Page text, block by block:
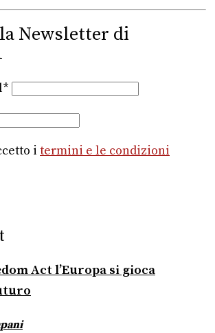
Newsletter di
i termini e le condizioni
Act l’Europa si gioca